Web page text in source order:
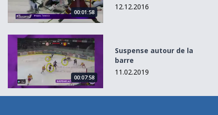
00:01:58
12.12.2016
Suspense autour de la barre
00:07:58
Suspense autour de la
barre
11.02.2019